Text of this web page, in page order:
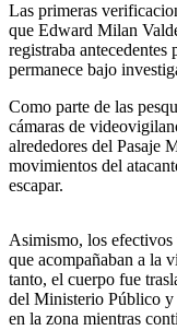
Las primeras
que Edward Milan
registraba
permanece bajo
Como parte de las
cámaras de
alrededores del Pasaje
movimientos del
escapar.
Asimismo, los efectivos
que acompañaban a la
tanto, el cuerpo fue
del Ministerio Público y
en la zona mientras